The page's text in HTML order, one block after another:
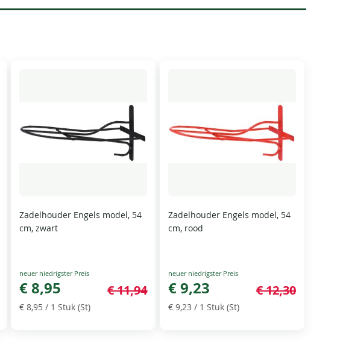
Zadelhouder Engels model, 54
cm, zwart
Special
Price
€ 8,95 € 11,94
€ 8,95 / 1 Stuk (St)
Zadelhouder Engels model, 54
cm, rood
Special
Price
€ 9,23 € 12,30
€ 9,23 / 1 Stuk (St)